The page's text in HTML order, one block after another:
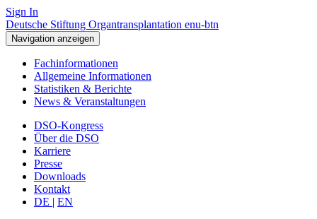
Sign In
Deutsche Stiftung Organtransplantation enu-btn
Navigation anzeigen
Fachinformationen
Allgemeine Informationen
Statistiken & Berichte
News & Veranstaltungen
DSO-Kongress
Über die DSO
Karriere
Presse
Downloads
Kontakt
DE | EN